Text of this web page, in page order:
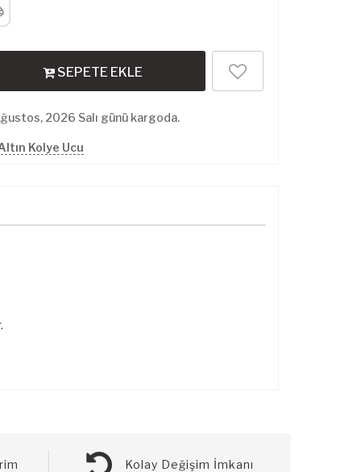
SEPETE EKLE
2026 Salı günü kargoda.
Kolye Ucu
Kolay Değişim İmkanı